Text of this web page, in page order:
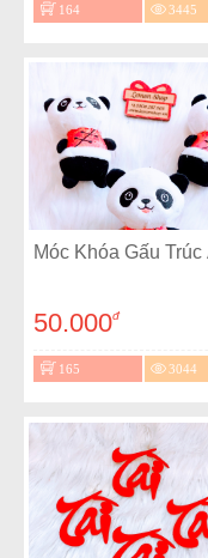
164 3445
Móc Khóa Gấu Trúc
50.000đ
165 3044